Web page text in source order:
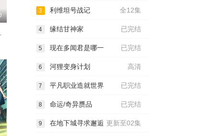
泪篇
全12集
3 利维坦号战记
已完结
4 缘结甘神家
已完结
5 现在多闻君是哪一
高清
6 河狸变身计划
已完结
7 平凡职业造就世界
已完结
8 命运/奇异赝品
更新至02集
9 在地下城寻求邂逅